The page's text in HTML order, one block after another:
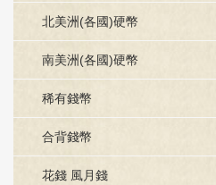
北美洲(各國)硬幣
南美洲(各國)硬幣
稀有錢幣
合背錢幣
花錢 風月錢